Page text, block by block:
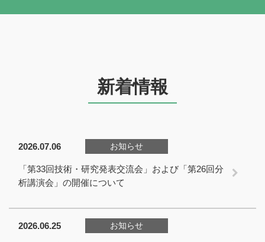
新着情報
2026.07.06 お知らせ
「第33回技術・研究発表交流会」および「第26回分
析講演会」の開催について
2026.06.25 お知らせ